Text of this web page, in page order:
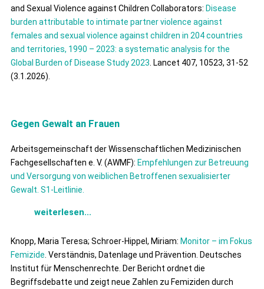
and Sexual Violence against Children Collaborators: Disease
burden attributable to intimate partner violence against
females and sexual violence against children in 204 countries
and territories, 1990 – 2023: a systematic analysis for the
Global Burden of Disease Study 2023 . Lancet 407, 10523, 31-52
(3.1.2026).
Gegen Gewalt an Frauen
Arbeitsgemeinschaft der Wissenschaftlichen Medizinischen
Fachgesellschaften e. V. (AWMF): Empfehlungen zur Betreuung
und Versorgung von weiblichen Betroffenen sexualisierter
Gewalt. S1-Leitlinie.
weiterlesen...
Knopp, Maria Teresa; Schroer-Hippel, Miriam: Monitor – im Fokus
Femizide . Verständnis, Datenlage und Prävention. Deutsches
Institut für Menschenrechte. Der Bericht ordnet die
Begriffsdebatte und zeigt neue Zahlen zu Femiziden durch